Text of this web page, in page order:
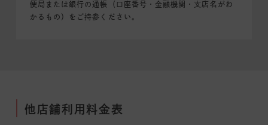
便局または銀行の通帳（口座番号・金融機関・支店名がわ
かるもの）をご持参ください。
他店舗利用料金表